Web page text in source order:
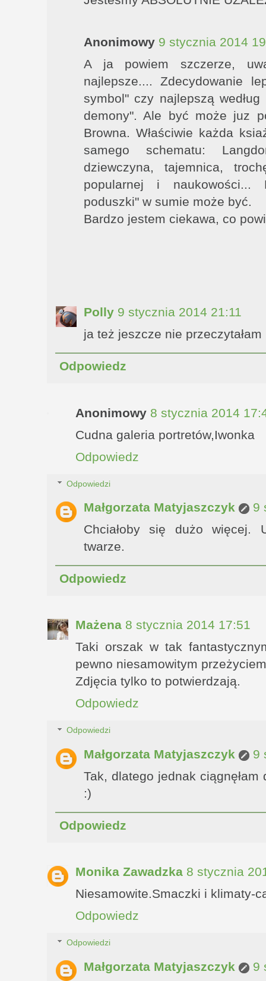
Anonimowy 9 stycznia 2014
A ja powiem szczerze,
najlepsze.... Zdecydowanie
symbol" czy najlepszą
demony". Ale być może juz
Browna. Właściwie każda
samego schematu:
dziewczyna, tajemnica,
popularnej i naukowości...
poduszki" w sumie może być.
Bardzo jestem ciekawa, co
Polly 9 stycznia 2014 21:11
ja też jeszcze nie
Odpowiedz
Anonimowy 8 stycznia 2014
Cudna galeria portretów,Iwonka
Odpowiedz
Odpowiedzi
Małgorzata Matyjaszczyk
9
Chciałoby się dużo więcej.
twarze.
Odpowiedz
Mażena 8 stycznia 2014 17:51
Taki orszak w tak
pewno niesamowitym
Zdjęcia tylko to potwierdzają.
Odpowiedz
Odpowiedzi
Małgorzata Matyjaszczyk
9
Tak, dlatego jednak
:)
Odpowiedz
Monika Zawadzka 8 stycznia
Niesamowite.Smaczki i klimaty-
Odpowiedz
Odpowiedzi
Małgorzata Matyjaszczyk
9